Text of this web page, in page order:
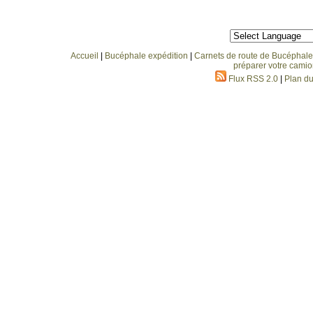
Accueil Bucéphale expédition
Carnets de route de
préparer votre
Flux RSS 2.0
Plan